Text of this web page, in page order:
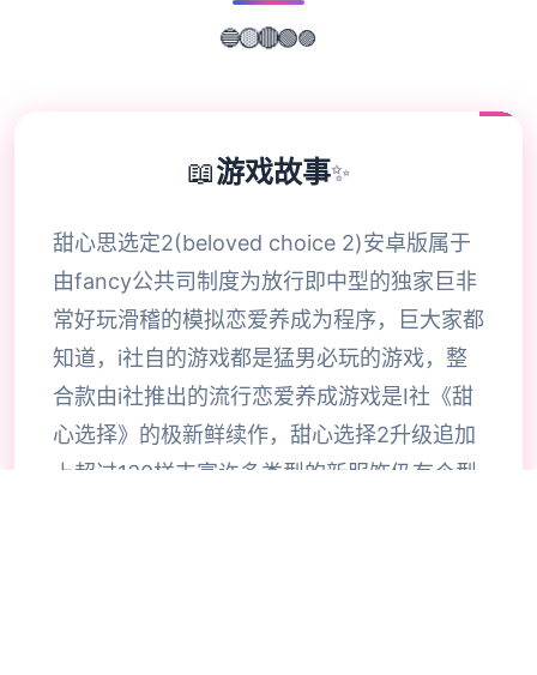
🔵🟡🔴🟢🟣
📖游戏故事✨
甜心思选定2(beloved choice 2)安卓版属于
由fancy公共司制度为放行即中型的独家巨非
常好玩滑稽的模拟恋爱养成为程序，巨大家都
知道，i社自的游戏都是猛男必玩的游戏，整
合款由i社推出的流行恋爱养成游戏是I社《甜
心选择》的极新鲜续作，甜心选择2升级追加
上超过130样丰富许多类型的新服饰仍有个型